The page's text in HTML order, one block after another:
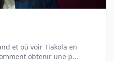
et où voir Tiakola en
obtenir une p...